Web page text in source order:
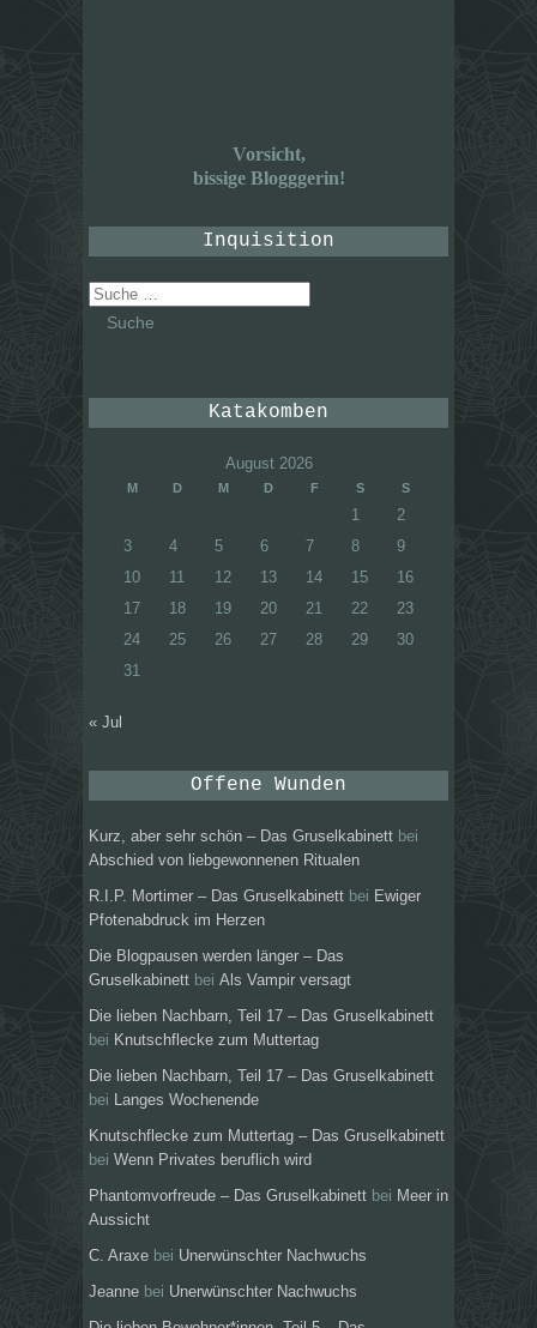
Vorsicht,
bissige Blogggerin!
Inquisition
Suche
nach:
Katakomben
August 2026
M D M D F S S
1
2
3
4 5 6 7 8
9
10
11 12 13 14 15
16
17
18 19 20 21 22
23
24
25 26 27 28 29
30
31
« Jul
Offene Wunden
Kurz, aber sehr schön – Das Gruselkabinett bei
Abschied von liebgewonnenen Ritualen
R.I.P. Mortimer – Das Gruselkabinett bei Ewiger
Pfotenabdruck im Herzen
Die Blogpausen werden länger – Das
Gruselkabinett bei Als Vampir versagt
Die lieben Nachbarn, Teil 17 – Das Gruselkabinett
bei Knutschflecke zum Muttertag
Die lieben Nachbarn, Teil 17 – Das Gruselkabinett
bei
Langes Wochenende
Knutschflecke zum Muttertag – Das Gruselkabinett
bei Wenn Privates beruflich wird
Phantomvorfreude – Das Gruselkabinett bei Meer in
Aussicht
C. Araxe bei Unerwünschter Nachwuchs
Jeanne bei Unerwünschter Nachwuchs